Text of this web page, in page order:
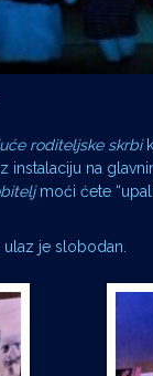
roditeljske skrbi
na
moći ćete
je slobodan.